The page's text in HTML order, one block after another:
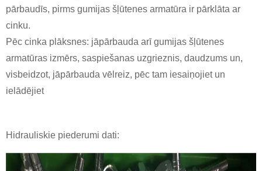
pārbaudīs, pirms gumijas šļūtenes armatūra ir pārklāta ar
cinku.
Pēc cinka plāksnes: jāpārbauda arī gumijas šļūtenes
armatūras izmērs, saspiešanas uzgrieznis, daudzums un,
visbeidzot, jāpārbauda vēlreiz, pēc tam iesaiņojiet un
ielādējiet
Hidrauliskie piederumi dati: